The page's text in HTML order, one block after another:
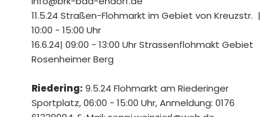
11.5.24 Straßen-Flohmarkt im Gebiet von Kreuzstr. |
10:00 - 15:00 Uhr
16.6.24| 09:00 - 13:00 Uhr Strassenflohmakt Gebiet
Rosenheimer Berg
Riedering: 9.5.24 Flohmarkt am Riederinger
Sportplatz, 06:00 - 15:00 Uhr, Anmeldung: 0176